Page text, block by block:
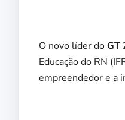
O novo líder doGT
Educação do RN
empreendedor e a